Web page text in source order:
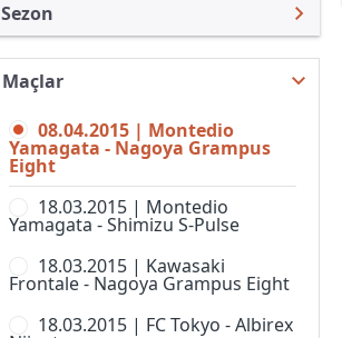
Türkiye
Uluslararası
Uluslararası Kulüpler
Turkiye
İngiltere
İspanya
Almanya Amatör
Emperor Kupası
J.Lig 2
J.Ligi
Japonya Futbol Ligi
J-Ligi Yeni Yıl Kupası
Nadeshiko Ligi, 1. Lig, Kadınlar
Süper Kupa
Sezon
J. Lig Kupası 2026
J. Lig Kupası 2025
J. Lig Kupası 2024
J. Lig Kupası 2023
J. Lig Kupası 2022
J. Lig Kupası 2021
Maçlar
08.04.2015 | Montedio
Yamagata - Nagoya Grampus
Eight
18.03.2015 | Montedio
Yamagata - Shimizu S-Pulse
18.03.2015 | Kawasaki
Frontale - Nagoya Grampus Eight
18.03.2015 | FC Tokyo - Albirex